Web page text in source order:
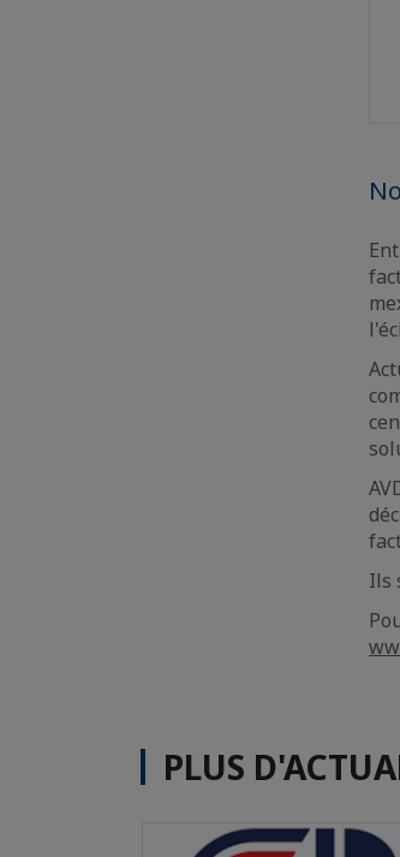
Ils
PLUS